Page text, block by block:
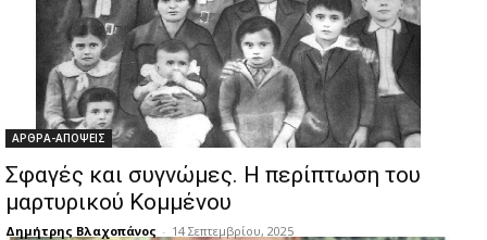
ΑΡΘΡΑ-ΑΠΟΨΕΙΣ
Σφαγές και συγνώμες. Η περίπτωση του
μαρτυρικού Κομμένου
Δημήτρης Βλαχοπάνος - 14 Σεπτεμβρίου, 2025